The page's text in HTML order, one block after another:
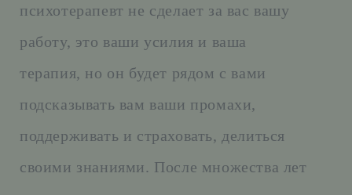
психотерапевт не сделает за вас вашу
работу, это ваши усилия и ваша
терапия, но он будет рядом с вами
подсказывать вам ваши промахи,
поддерживать и страховать, делиться
своими знаниями. После множества лет